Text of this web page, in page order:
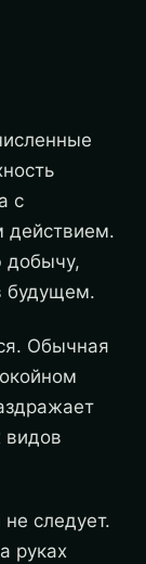
с
действием.
добычу,
будущем.
Обычная
видов
следует.
руках